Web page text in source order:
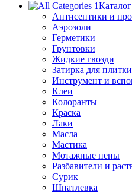
Антисептики и
Аэрозоли
Герметики
Грунтовки
Жидкие гвозди
Затирка для плитки
Инструмент и
Клеи
Колоранты
Краска
Лаки
Масла
Мастика
Мотажные пены
Разбавители и
Сурик
Шпатлевка